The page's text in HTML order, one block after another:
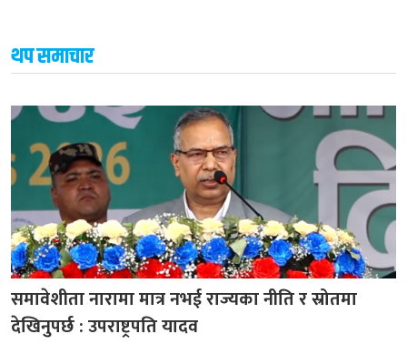
थप समाचार
समावेशीता नारामा मात्र नभई राज्यका नीति र स्रोतमा
देखिनुपर्छ : उपराष्ट्रपति यादव